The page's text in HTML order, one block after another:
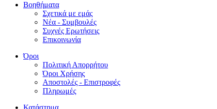
Βοηθήματα
Σχετικά με εμάς
Νέα - Συμβουλές
Συχνές Ερωτήσεις
Επικοινωνία
Όροι
Πολιτική Απορρήτου
Όροι Χρήσης
Αποστολές - Επιστροφές
Πληρωμές
Κατάστημα